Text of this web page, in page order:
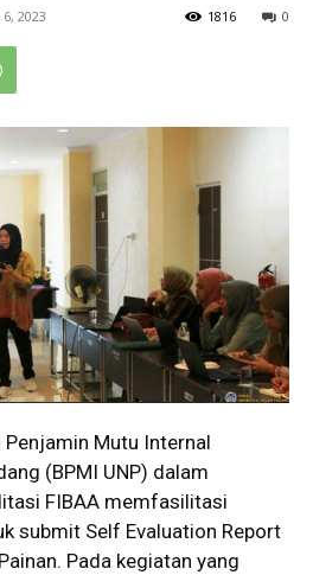
6, 2023 0
1816
Mutu Internal
(BPMI UNP) dalam
FIBAA memfasilitasi
submit Self Evaluation Report
Pada kegiatan yang